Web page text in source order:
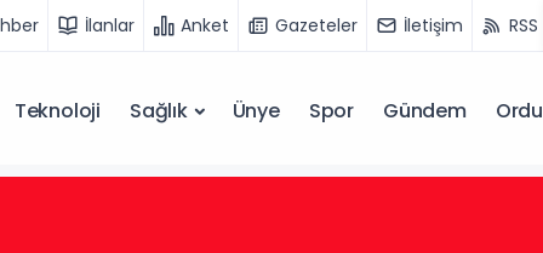
İlanlar Anket Gazeteler İletişim RSS
Teknoloji Sağlık Ünye Spor Gündem Ordu